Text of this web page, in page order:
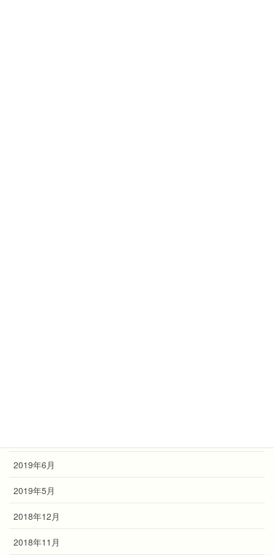
2019年6月
2019年5月
2018年12月
2018年11月